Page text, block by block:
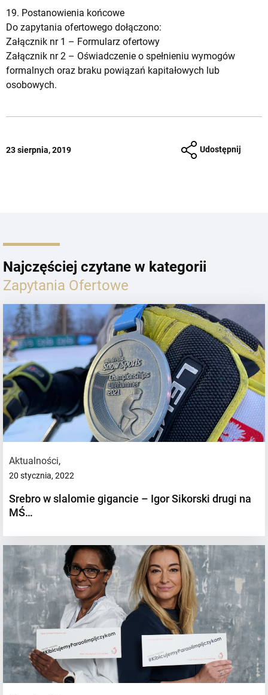
19. Postanowienia końcowe
Do zapytania ofertowego dołączono:
Załącznik nr 1 – Formularz ofertowy
Załącznik nr 2 – Oświadczenie o spełnieniu wymogów
formalnych oraz braku powiązań kapitałowych lub
osobowych.
23 sierpnia, 2019 Udostępnij
Najczęściej czytane w kategorii
Zapytania Ofertowe
Aktualności,
20 stycznia, 2022
Srebro w slalomie gigancie – Igor Sikorski drugi na
MŚ…